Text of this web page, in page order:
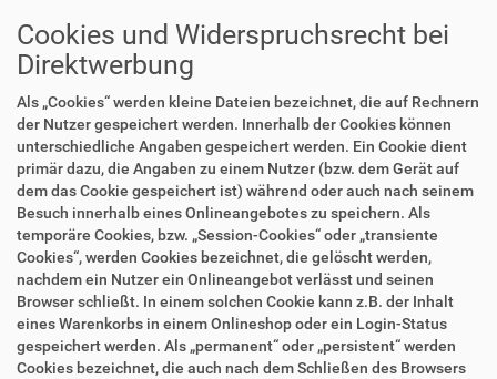
Cookies und Widerspruchsrecht bei
Direktwerbung
Als „Cookies“ werden kleine Dateien bezeichnet, die auf Rechnern
der Nutzer gespeichert werden. Innerhalb der Cookies können
unterschiedliche Angaben gespeichert werden. Ein Cookie dient
primär dazu, die Angaben zu einem Nutzer (bzw. dem Gerät auf
dem das Cookie gespeichert ist) während oder auch nach seinem
Besuch innerhalb eines Onlineangebotes zu speichern. Als
temporäre Cookies, bzw. „Session-Cookies“ oder „transiente
Cookies“, werden Cookies bezeichnet, die gelöscht werden,
nachdem ein Nutzer ein Onlineangebot verlässt und seinen
Browser schließt. In einem solchen Cookie kann z.B. der Inhalt
eines Warenkorbs in einem Onlineshop oder ein Login-Status
gespeichert werden. Als „permanent“ oder „persistent“ werden
Cookies bezeichnet, die auch nach dem Schließen des Browsers